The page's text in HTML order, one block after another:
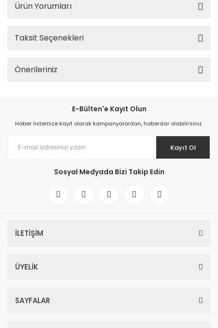
Ürün Yorumları
Taksit Seçenekleri
Önerileriniz
E-Bülten'e Kayıt Olun
Haber listemize kayıt olarak kampanyalardan, haberdar olabilirsiniz.
Kayıt Ol
Sosyal Medyada Bizi Takip Edin
İLETİŞİM
ÜYELİK
SAYFALAR